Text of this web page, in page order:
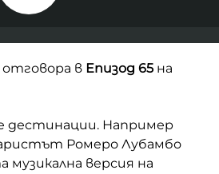
в Епизод 65 на
дестинации. Например
Ромеро Лубамбо
версия на